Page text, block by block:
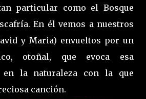
particular como el Bosque
En él vemos a nuestros
y Maria) envueltos por un
otoñal, que evoca esa
en la naturaleza con la que
canción.